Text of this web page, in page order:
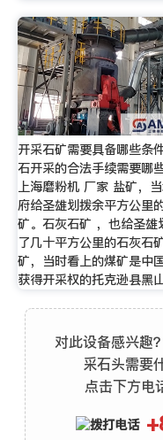
开采石矿需要具备哪些条
石开采的合法手续需要哪
上海磨粉机 厂家 盐矿，
府给圣雄划拨余平方公里
矿。石灰石矿 ，也给圣雄
了几十平方公里的石灰石
矿，当时看上的煤矿是中
获得开采权的托克逊县黑
对此设备感兴趣
采石头需要
点击下方电